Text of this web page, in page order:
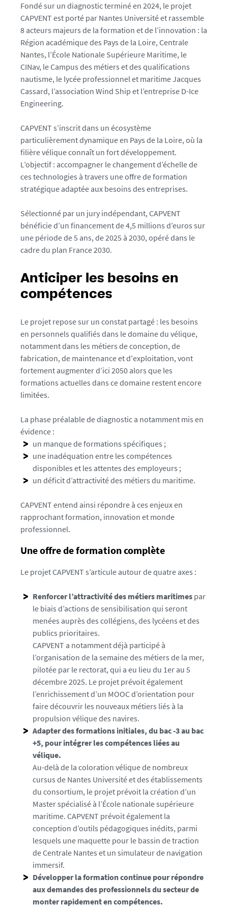
n
t
e
s
.
f
r
/
m
d
i
a
s
/
p
o
t
o
/
o
m
p
t
e
d
-
w
i
n
-
s
a
i
n
d
c
o
g
4
Fondé sur un diagnostic terminé en 2024, le projet
CAPVENT est porté par Nantes Université et rassemble
8 acteurs majeurs de la formation et de l’innovation : la
Région académique des Pays de la Loire, Centrale
Nantes, l’École Nationale Supérieure Maritime, le
CINav, le Campus des métiers et des qualifications
nautisme, le lycée professionnel et maritime Jacques
Cassard, l’association Wind Ship et l’entreprise D-Ice
Engineering.
CAPVENT s’inscrit dans un écosystème
particulièrement dynamique en Pays de la Loire, où la
filière vélique connaît un fort développement.
L’objectif : accompagner le changement d’échelle de
ces technologies à travers une offre de formation
stratégique adaptée aux besoins des entreprises.
Sélectionné par un jury indépendant, CAPVENT
bénéficie d’un financement de 4,5 millions d’euros sur
une période de 5 ans, de 2025 à 2030, opéré dans le
cadre du plan France 2030.
Anticiper les besoins en
compétences
Le projet repose sur un constat partagé : les besoins
en personnels qualifiés dans le domaine du vélique,
notamment dans les métiers de conception, de
fabrication, de maintenance et d'exploitation, vont
fortement augmenter d’ici 2050 alors que les
formations actuelles dans ce domaine restent encore
limitées.
La phase préalable de diagnostic a notamment mis en
évidence :
un manque de formations spécifiques ;
une inadéquation entre les compétences
disponibles et les attentes des employeurs ;
un déficit d’attractivité des métiers du maritime.
CAPVENT entend ainsi répondre à ces enjeux en
rapprochant formation, innovation et monde
professionnel.
Une offre de formation complète
Le projet CAPVENT s’articule autour de quatre axes :
Renforcer l’attractivité des métiers maritimes par
le biais d’actions de sensibilisation qui seront
menées auprès des collégiens, des lycéens et des
publics prioritaires.
CAPVENT a notamment déjà participé à
l’organisation de la semaine des métiers de la mer,
pilotée par le rectorat, qui a eu lieu du 1er au 5
décembre 2025. Le projet prévoit également
l’enrichissement d’un MOOC d’orientation pour
faire découvrir les nouveaux métiers liés à la
propulsion vélique des navires.
Adapter des formations initiales, du bac -3 au bac
+5, pour intégrer les compétences liées au
vélique.
Au-delà de la coloration vélique de nombreux
cursus de Nantes Université et des établissements
du consortium, le projet prévoit la création d’un
Master spécialisé à l’École nationale supérieure
maritime. CAPVENT prévoit également la
conception d’outils pédagogiques inédits, parmi
lesquels une maquette pour le bassin de traction
de Centrale Nantes et un simulateur de navigation
immersif.
Développer la formation continue pour répondre
aux demandes des professionnels du secteur de
monter rapidement en compétences.